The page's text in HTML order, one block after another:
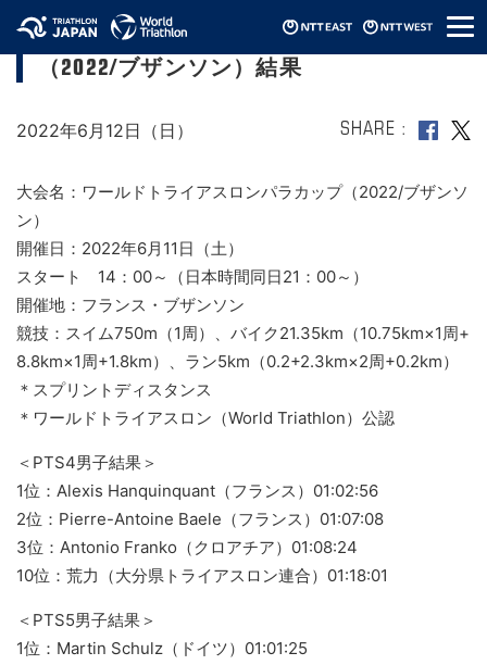
メ
ニ
ワールドトライアスロンパラカップ
（2022/ブザンソン）結果
2022年6月12日（日） SHARE
大会名：ワールドトライアスロンパラカップ（2022/ブザンソ
ン）
開催日：2022年6月11日（土）
スタート 14：00～（日本時間同日21：00～）
開催地：フランス・ブザンソン
競技：スイム750m（1周）、バイク21.35km（10.75km×1周+
8.8km×1周+1.8km）、ラン5km（0.2+2.3km×2周+0.2km）
＊スプリントディスタンス
＊ワールドトライアスロン（World Triathlon）公認
＜PTS4男子結果＞
1位：Alexis Hanquinquant（フランス）01:02:56
2位：Pierre-Antoine Baele（フランス）01:07:08
3位：Antonio Franko（クロアチア）01:08:24
10位：荒力（大分県トライアスロン連合）01:18:01
＜PTS5男子結果＞
1位：Martin Schulz（ドイツ）01:01:25